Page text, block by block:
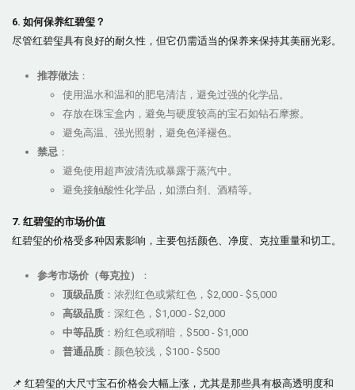
6. 如何保养红碧玺？
尽管红碧玺具有良好的耐久性，但它仍需适当的保养来保持其美丽光彩。
推荐做法 ：
使用温水和温和的肥皂清洁，避免过强的化学品。
存放在珠宝盒内，避免与硬度较高的宝石如钻石摩擦。
避免高温、强光照射，避免色泽褪色。
禁忌 ：
避免使用超声波清洗或暴露于蒸汽中。
避免接触酸性化学品，如漂白剂、酒精等。
7. 红碧玺的市场价值
红碧玺的价格受多种因素影响，主要包括颜色、净度、克拉重量和切工。
参考市场价（每克拉）
：
顶级品质 ：浓烈红色或紫红色，$2,000 - $5,000
高级品质 ：深红色，$1,000 - $2,000
中等品质 ：粉红色或稍暗，$500 - $1,000
普通品质 ：颜色较浅，$100 - $500
📌 红碧玺的大尺寸宝石价格会大幅上涨，尤其是那些具有极高透明度和